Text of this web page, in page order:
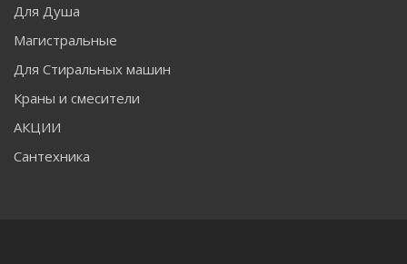
Для Душа
Магистральные
Для Стиральных машин
Краны и смесители
АКЦИИ
Сантехника